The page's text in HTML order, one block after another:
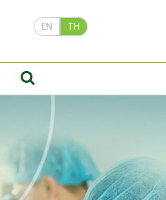
EN TH